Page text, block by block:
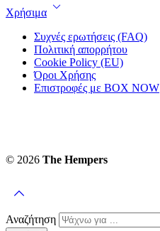
Χρήσιμα
Συχνές ερωτήσεις (FAQ)
Πολιτική απορρήτου
Cookie Policy (EU)
Όροι Χρήσης
Επιστροφές με BOX NOW
© 2026 The Hempers
Αναζήτηση